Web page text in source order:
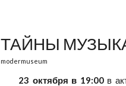
ТАЙНЫ
modermuseum
23 октября в 19:00в